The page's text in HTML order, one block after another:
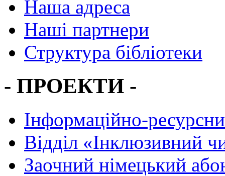
Наша адреса
Наші партнери
Структура бібліотеки
- ПРОЕКТИ -
Інформаційно-
Вiддiл «Інклюзивний
Заочний німецький